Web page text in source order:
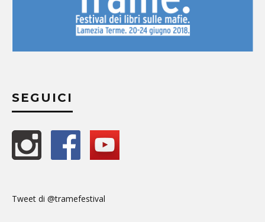
SEGUICI
Tweet di @tramefestival